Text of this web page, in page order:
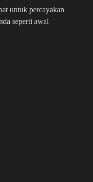
untuk percayakan
seperti awal